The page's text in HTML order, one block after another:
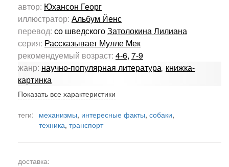
автор: Юхансон Георг
иллюстратор: Альбум Йенс
перевод: со шведскогоЗатолокина Лилиана
серия: Рассказывает Мулле Мек
рекомендуемый возраст: 4-6, 7-9
жанр: научно-популярная литература, книжка-
картинка
Показать все характеристики
теги: механизмы, интересные факты, собаки,
техника, транспорт
доставка: